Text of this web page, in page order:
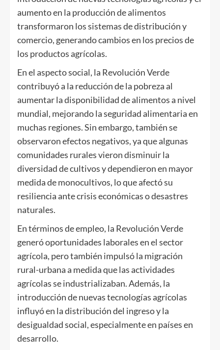
aumento en la producción de alimentos
transformaron los sistemas de distribución y
comercio, generando cambios en los precios de
los productos agrícolas.
En el aspecto social, la Revolución Verde
contribuyó a la reducción de la pobreza al
aumentar la disponibilidad de alimentos a nivel
mundial, mejorando la seguridad alimentaria en
muchas regiones. Sin embargo, también se
observaron efectos negativos, ya que algunas
comunidades rurales vieron disminuir la
diversidad de cultivos y dependieron en mayor
medida de monocultivos, lo que afectó su
resiliencia ante crisis económicas o desastres
naturales.
En términos de empleo, la Revolución Verde
generó oportunidades laborales en el sector
agrícola, pero también impulsó la migración
rural-urbana a medida que las actividades
agrícolas se industrializaban. Además, la
introducción de nuevas tecnologías agrícolas
influyó en la distribución del ingreso y la
desigualdad social, especialmente en países en
desarrollo.